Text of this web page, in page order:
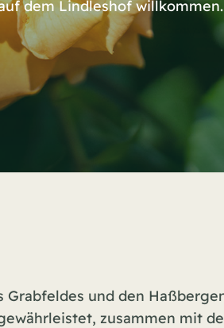
dem Lindleshof willkommen.
und den
zusammen mit